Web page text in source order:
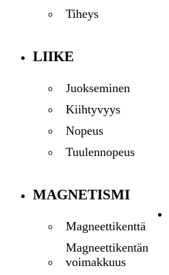
Tiheys
LIIKE
Juokseminen
Kiihtyvyys
Nopeus
Tuulennopeus
MAGNETISMI
Magneettikenttä
Magneettikentän
voimakkuus